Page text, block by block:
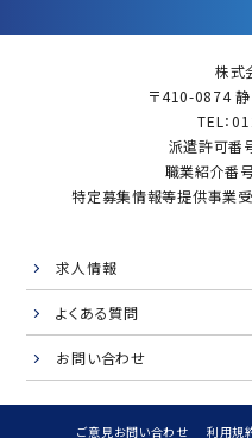
株式
〒410-0874
TEL：
派遣許可番
職業紹介番
特定募集情報等提供事業
求人情報
よくある質問
お問い合わせ
ご意見お問い合わせ 利用規